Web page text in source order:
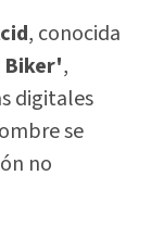
, conocida
Biker',
digitales
se
no